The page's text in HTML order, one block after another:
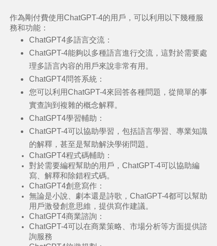
作為剛付費使用ChatGPT-4的用戶，可以利用以下幾種服
務和功能：
ChatGPT4多語言交流 ：
ChatGPT-4能夠以多種語言進行交流，這對於需要處
理多語言內容的用戶來說非常有用。
ChatGPT4問答系統 ：
您可以利用ChatGPT-4來回答各種問題，從簡單的事
實查詢到複雜的概念解釋。
ChatGPT4學習輔助 ：
ChatGPT-4可以協助學習，包括語言學習、專業知識
的解釋，甚至是幫助解決學術問題。
ChatGPT4程式碼輔助 ：
對於需要編程幫助的用戶，ChatGPT-4可以協助編
寫、解釋和除錯程式碼。
ChatGPT4創意寫作 ：
無論是小說、劇本還是詩歌，ChatGPT-4都可以幫助
用戶激發創意思維，提供寫作建議。
ChatGPT4商業諮詢 ：
ChatGPT-4可以在商業策略、市場分析等方面提供諮
詢服務